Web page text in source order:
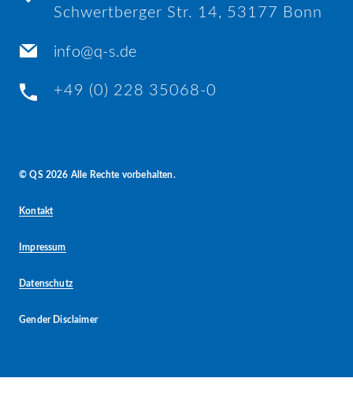
Schwertberger Str. 14, 53177 Bonn
info@q-s.de
+49 (0) 228 35068-0
© QS 2026 Alle Rechte vorbehalten.
Kontakt
Impressum
Datenschutz
Gender Disclaimer